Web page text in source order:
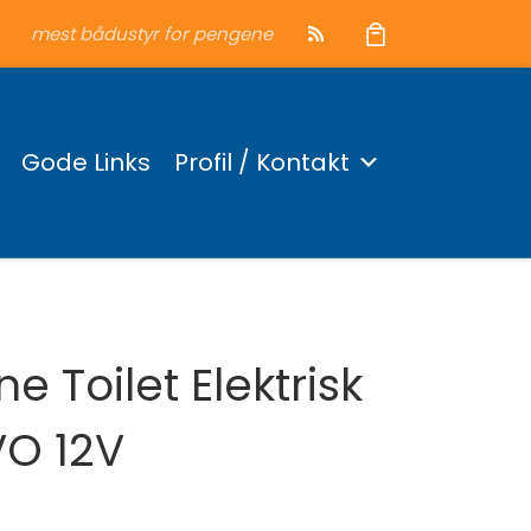
mest bådustyr for pengene
Gode Links Profil / Kontakt
Toilet Elektrisk
12V
2.748 kr..
er: 1.999 kr..